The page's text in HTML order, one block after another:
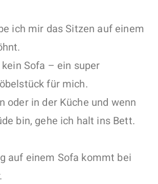
ich mir das Sitzen auf einem
Sofa – ein super
für mich.
oder in der Küche und wenn
bin, gehe ich halt ins Bett.
auf einem Sofa kommt bei